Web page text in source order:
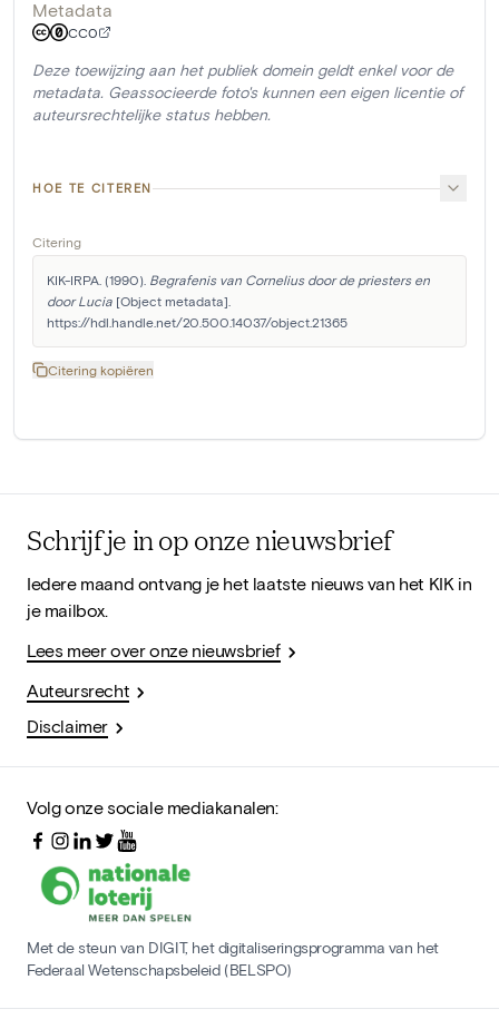
Metadata
CC0
Deze toewijzing aan het publiek domein geldt enkel voor de
metadata. Geassocieerde foto's kunnen een eigen licentie of
auteursrechtelijke status hebben.
HOE TE CITEREN
Citering
KIK-IRPA. (1990). Begrafenis van Cornelius door de priesters en
door Lucia [Object metadata].
https://hdl.handle.net/20.500.14037/object.21365
Citering kopiëren
Schrijf je in op onze nieuwsbrief
Iedere maand ontvang je het laatste nieuws van het KIK in
je mailbox.
Lees meer over onze nieuwsbrief
Auteursrecht
Disclaimer
Volg onze sociale mediakanalen:
Met de steun van DIGIT, het digitaliseringsprogramma van het
Federaal Wetenschapsbeleid (BELSPO)